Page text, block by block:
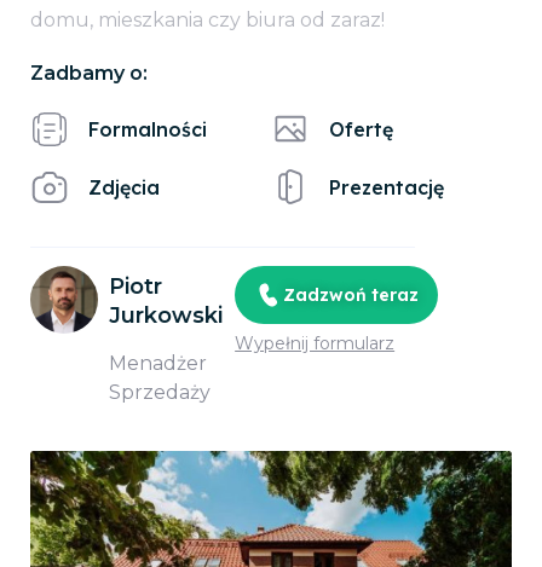
domu, mieszkania czy biura od zaraz!
Zadbamy o:
Formalności
Zdjęcia
Ofertę
Prezentację
Piotr
Jurkowski
Menadżer
Sprzedaży
Zadzwoń teraz
Wypełnij formularz